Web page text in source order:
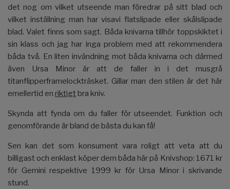
det nog om vilket utseende man föredrar på sitt blad och
vilket inställning man har visavi flatslipade eller skålslipade
blad. Valet finns som sagt. Båda knivarna tillhör toppskiktet i
sin klass och jag har inga problem med att rekommendera
båda två. En liten invändning mot båda knivarna och därmed
även Ursa Minor är att de faller in i det musgrå
titanflipperframelockträsket. Gillar man den stilen är det här
emellertid en riktigt bra kniv.
Skynda att fynda om du faller för utseendet. Funktion och
genomförande är bland de bästa du kan få!
Sen kan det som konsument vara roligt att veta att du
billigast och enklast köper dem båda här på Knivshop: 1671 kr
för Gemini respektive 1999 kr för Ursa Minor i skrivande
stund.